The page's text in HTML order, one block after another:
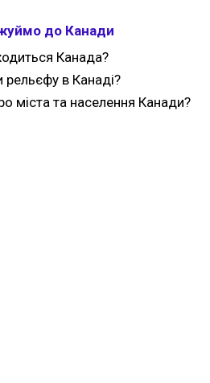
до Канади
Канада?
рельєфу в Канаді?
міста та населення Канади?